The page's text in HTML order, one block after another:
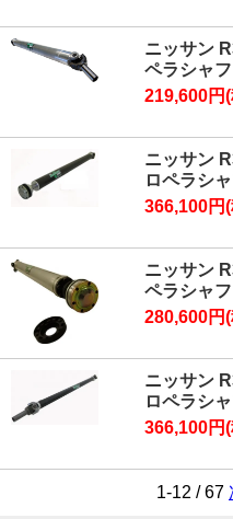
ニッサン
ペラシャフ
219,600円
ニッサン
ロペラシ
366,100円
ニッサン
ペラシャフ
280,600円
ニッサン
ロペラシ
366,100円
1-12 / 67